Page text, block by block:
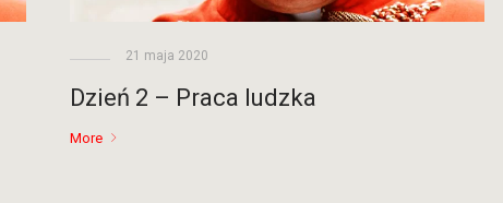
21 maja 2020
Dzień 2 – Praca ludzka
More